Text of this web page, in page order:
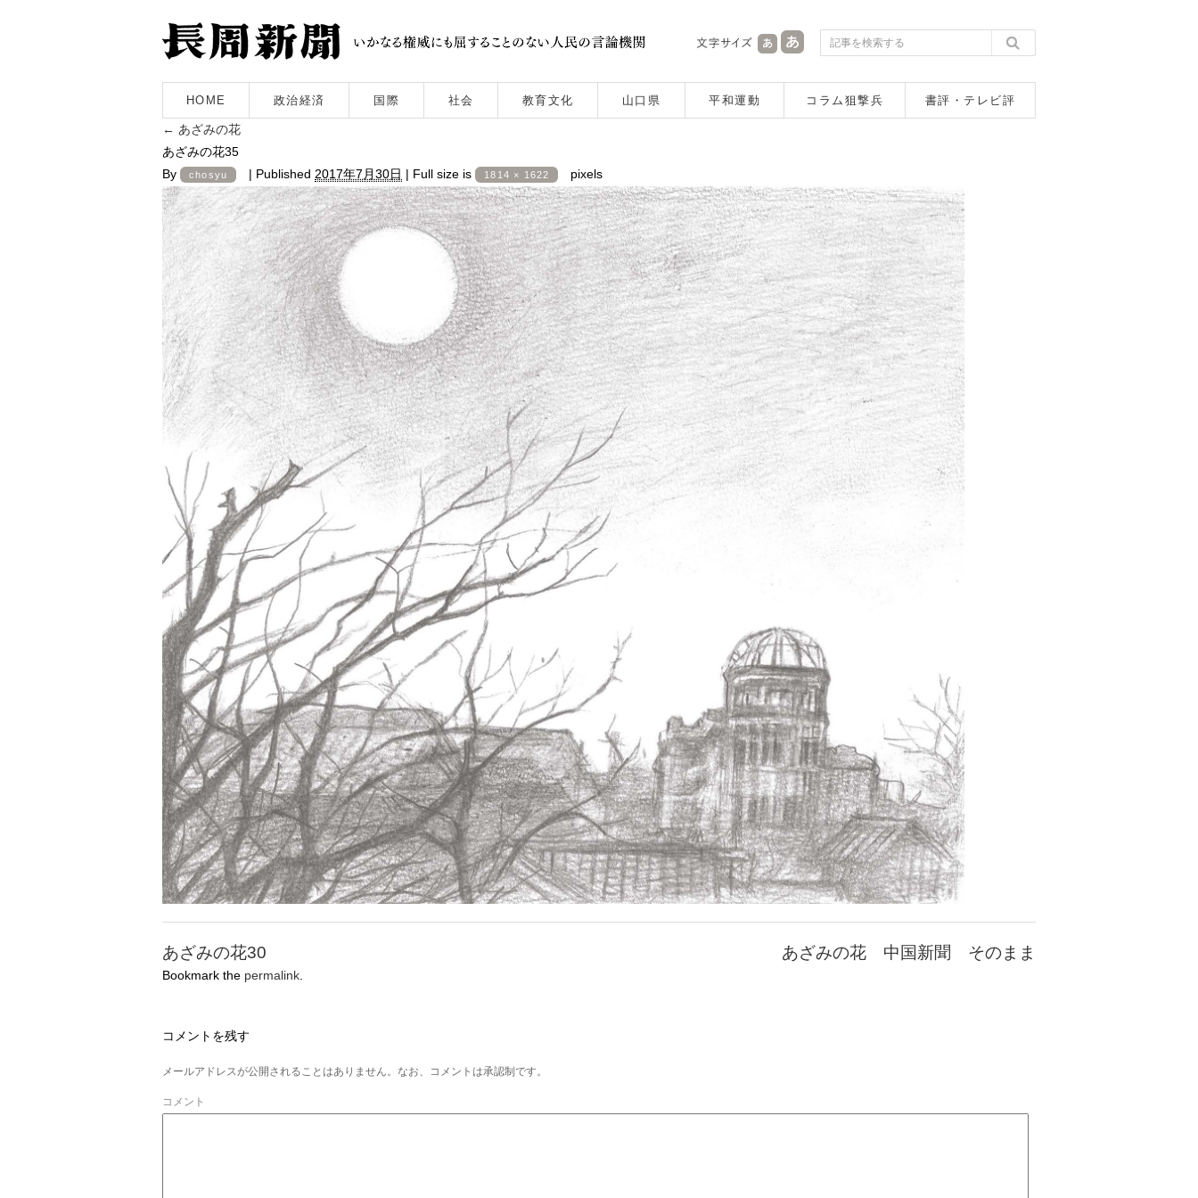
HOME 政治経済 国際 社会 教育文化 山口県 平和運動 コラム狙撃兵 書評・テレビ評
← あざみの花
あざみの花35
By
chosyu | Published 2017年7月30日 | Full size is 1814 × 1622 pixels
あざみの花30 あざみの花 中国新聞 そのまま
Bookmark the permalink
コメントを残す
メールアドレスが公開されることはありません。なお、コメントは承認制です。
コメント